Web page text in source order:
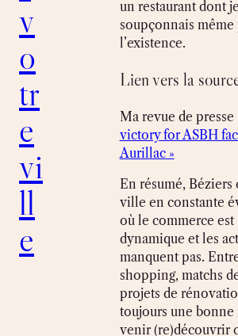
v
o
tr
e
vi
ll
e
un restaurant dont
soupçonnais même
l’existence.
Lien vers la
Ma revue de presse
victory for ASBH
Aurillac »
En résumé, Béziers
ville en constante
où le commerce est
dynamique et les
manquent pas.
shopping, matchs
projets de
toujours une bonne
venir (re)découvrir